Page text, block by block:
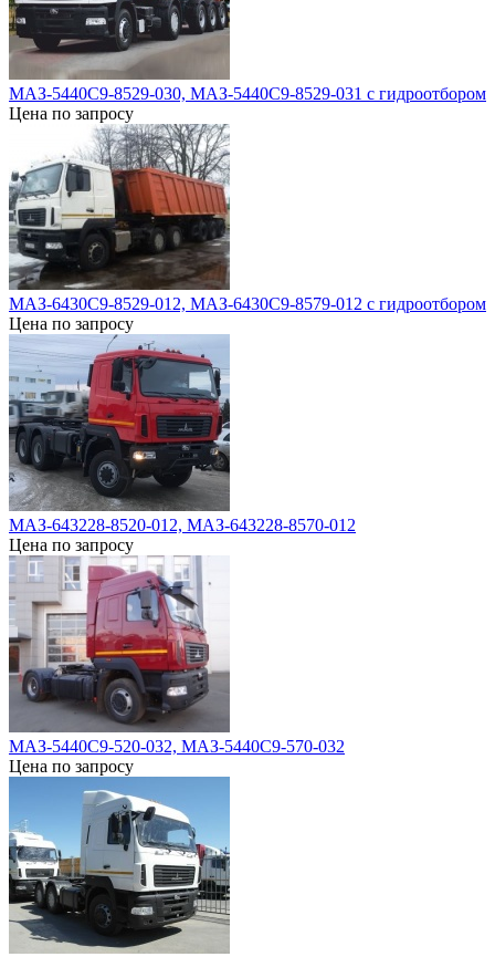
МАЗ-5440C9-8529-030, МАЗ-5440C9-8529-031 с гидроотбором
Цена по запросу
МАЗ-6430С9-8529-012, МАЗ-6430С9-8579-012 с гидроотбором
Цена по запросу
МАЗ-643228-8520-012, МАЗ-643228-8570-012
Цена по запросу
МАЗ-5440С9-520-032, МАЗ-5440С9-570-032
Цена по запросу